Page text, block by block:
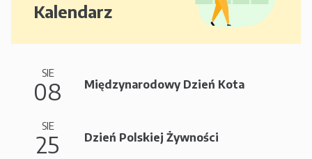
Kalendarz
SIE
08 Międzynarodowy Dzień Kota
SIE
25 Dzień Polskiej Żywności